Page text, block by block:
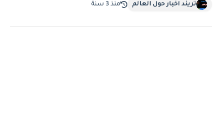
تريند اخبار حول العالم منذ 3 سنة